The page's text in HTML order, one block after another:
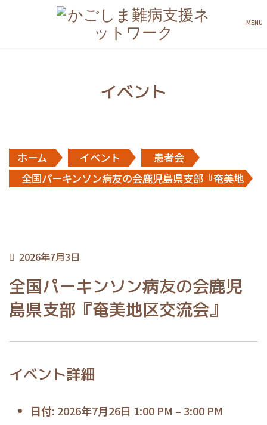
イベント
ホーム イベント
患者会
全国パーキンソン病友の会鹿児島県支部『奄美地
2026年7月3日
全国パーキンソン病友の会鹿児
島県支部『奄美地区交流会』
イベント詳細
日付: 2026年7月26日 1:00 PM – 3:00 PM
MENU